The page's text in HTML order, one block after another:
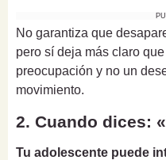
No garantiza que
pero sí deja más claro
preocupación y no un
movimiento.
2. Cuando dices:
Tu adolescente puede